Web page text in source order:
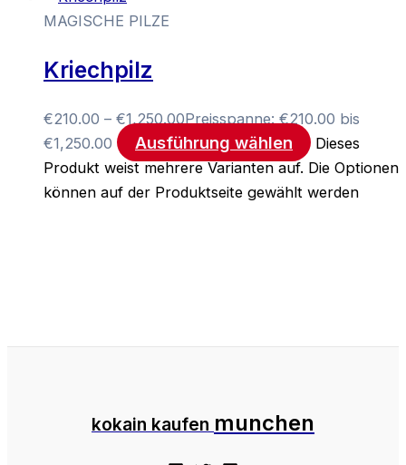
MAGISCHE PILZE
Kriechpilz
€210.00 – €1,250.00Preisspanne: €210.00 bis
€1,250.00
Ausführung wählen
Dieses
Produkt weist mehrere Varianten auf. Die Optionen
können auf der Produktseite gewählt werden
kokain kaufen munchen